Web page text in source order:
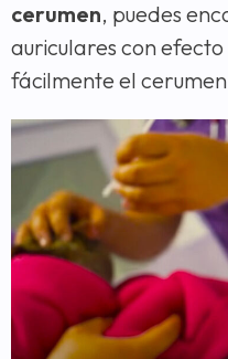
cerumen, puedes
auriculares con
fácilmente el